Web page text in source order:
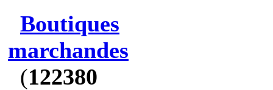
Boutiques
marchandes
(122380